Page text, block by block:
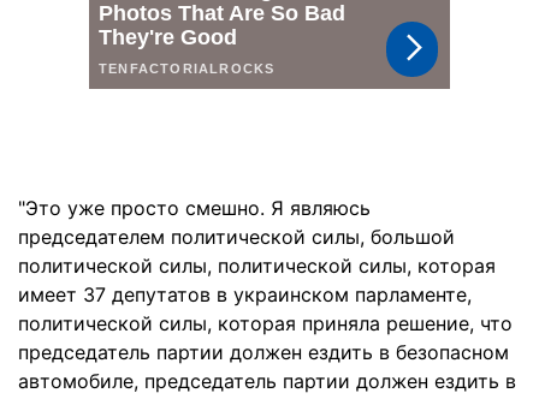
"Это уже просто смешно. Я являюсь
председателем политической силы, большой
политической силы, политической силы, которая
имеет 37 депутатов в украинском парламенте,
политической силы, которая приняла решение, что
председатель партии должен ездить в безопасном
автомобиле, председатель партии должен ездить в